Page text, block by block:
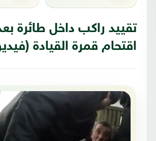
تقييد راكب داخل طائرة
اقتحام قمرة القيادة